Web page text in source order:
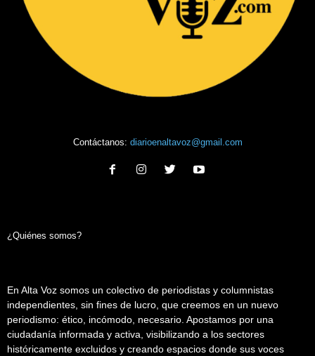
Contáctanos: diarioenaltavoz@gmail.com
¿Quiénes somos?
En Alta Voz somos un colectivo de periodistas y columnistas
independientes, sin fines de lucro, que creemos en un nuevo
periodismo: ético, incómodo, necesario. Apostamos por una
ciudadanía informada y activa, visibilizando a los sectores
históricamente excluidos y creando espacios donde sus voces